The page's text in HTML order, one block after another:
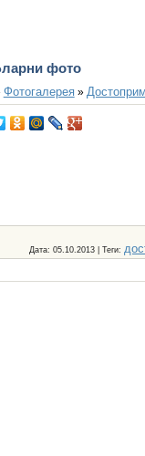
фото
Фотогалерея»
Дата: 05.10.2013 | Теги: